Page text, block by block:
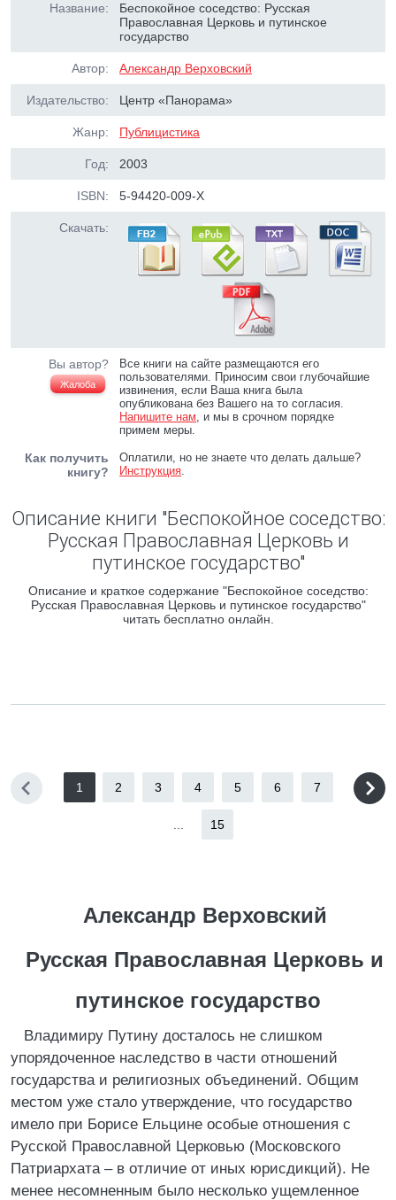
Название:
Беспокойное соседство: Русская
Православная Церковь и путинское
государство
Автор: Александр Верховский
Издательство: Центр «Панорама»
Жанр: Публицистика
Год: 2003
ISBN: 5-94420-009-X
Скачать:
Вы автор?
Жалоба
Все книги на сайте размещаются его
пользователями. Приносим свои глубочайшие
извинения, если Ваша книга была
опубликована без Вашего на то согласия.
Напишите нам, и мы в срочном порядке
примем меры.
Как получить
книгу?
Оплатили, но не знаете что делать дальше?
Инструкция.
Описание книги "Беспокойное соседство:
Русская Православная Церковь и
путинское государство"
Описание и краткое содержание "Беспокойное соседство:
Русская Православная Церковь и путинское государство"
читать бесплатно онлайн.
1 2 3 4 5 6 7
15
Александр Верховский
Русская Православная Церковь и
путинское государство
Владимиру Путину досталось не слишком
упорядоченное наследство в части отношений
государства и религиозных объединений. Общим
местом уже стало утверждение, что государство
имело при Борисе Ельцине особые отношения с
Русской Православной Церковью (Московского
Патриархата – в отличие от иных юрисдикций). Не
менее несомненным было несколько ущемленное